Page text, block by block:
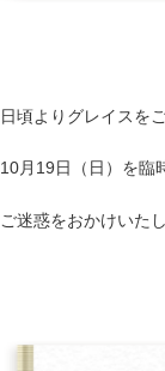
日頃よりグレイスを
10月19日（日）を臨
ご迷惑をおかけいた